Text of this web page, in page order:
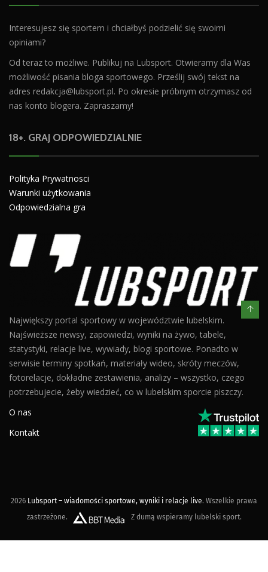
Interesujesz się sportem i chciałbyś podzielić się swoimi
opiniami?
Od teraz to możliwe. Publikuj na Lubsport. Otwieramy dla Was
możliwość pisania bloga sportowego. Prześlij swój tekst na
adres redakcja@lubsport.pl. Po okresie próbnym otrzymasz od
nas konto blogera. Zapraszamy!
18+. GRAJ ODPOWIEDZIALNIE
Polityka Prywatnosci
Warunki użytkowania
Odpowiedzialna gra
Największy portal sportowy w województwie lubelskim.
Najświeższe newsy, zapowiedzi, wyniki na żywo, tabele,
statystyki, relacje live, wywiady, blogi sportowe. Ponadto w
serwisie terminy spotkań, materiały wideo, skróty meczów,
fotorelacje, dokładne zestawienia, analizy – wszystko, czego
potrzebujecie, żeby wiedzieć, co w lubelskim sporcie piszczy.
O nas
Kontakt
2026 Lubsport – wiadomości sportowe, wyniki i relacje live. Wszelkie prawa
zastrzeżone.
Z dumą wspieramy lubelski sport.